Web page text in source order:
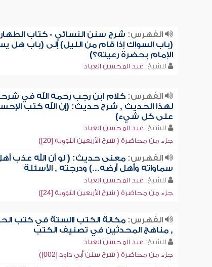
الفهرس: شرح سنن النسائي - كتاب
(باب السواك إذا قام من الليل) إلى (باب هل
الإمام بحضرة رعيته؟)
للشيخ: عبد المحسن العباد
الفهرس:كلام ابن رجب رحمه الله في
لهذا الحديث , شرح حديث: (إن الله كتب
على كل شيء)
للشيخ: عبد المحسن العباد
جزء من محاضرة ( شرح الأربعين النووية [20])
الفهرس:معنى حديث: ( لو أن الله عذب
سماواته وأهل أرضه...) ودرجته , الأسئلة
للشيخ: عبد المحسن العباد
جزء من محاضرة ( شرح الأربعين النووية [24])
الفهرس:مكانة الكتب االستة في كتب
, مناهج المحدثين في تصنيف الكتب
للشيخ: عبد المحسن العباد
جزء من محاضرة ( شرح سنن أبي داود [002])